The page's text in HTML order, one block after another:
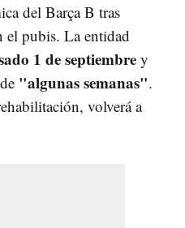
del Barça B tras
el pubis. La entidad
1 de septiembre y
"algunas semanas".
volverá a